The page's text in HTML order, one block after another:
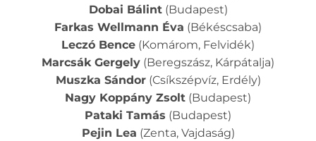
Dobai Bálint(Budapest)
Farkas Wellmann Éva (Békéscsaba)
Leczó Bence (Komárom, Felvidék)
Marcsák Gergely (Beregszász, Kárpátalja)
Muszka Sándor(Csíkszépvíz, Erdély)
Nagy Koppány Zsolt (Budapest)
Pataki Tamás (Budapest)
Pejin Lea (Zenta, Vajdaság)